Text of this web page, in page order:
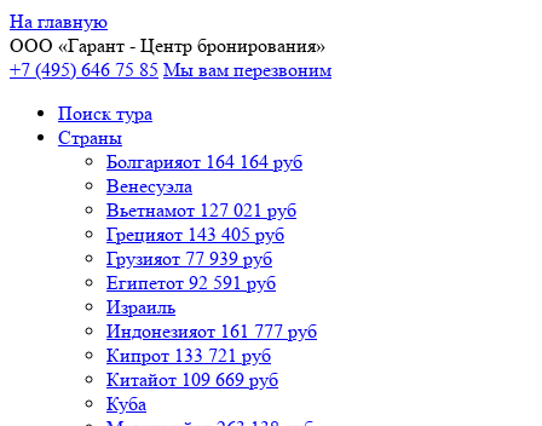
На главную
ООО «Гарант - Центр бронирования»
+7 (495) 646 75 85 Мы вам перезвоним
Поиск тура
Cтраны
Болгарияот 164 164 руб
Венесуэла
Вьетнамот 127 021 руб
Грецияот 143 405 руб
Грузияот 77 939 руб
Египетот 92 591 руб
Израиль
Индонезияот 161 777 руб
Кипрот 133 721 руб
Китайот 109 669 руб
Куба